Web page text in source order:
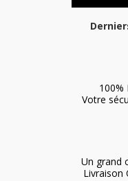
100%
Votre
Un grand
Livraison